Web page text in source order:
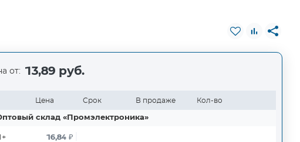
от: 13,89 руб.
Цена Срок В продаже Кол-во
склад «Промэлектроника»
16,84 ₽